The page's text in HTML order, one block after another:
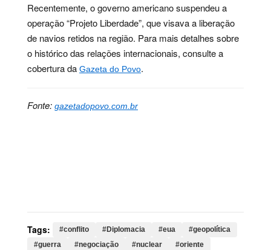
Recentemente, o governo americano suspendeu a
operação “Projeto Liberdade”, que visava a liberação
de navios retidos na região. Para mais detalhes sobre
o histórico das relações internacionais, consulte a
cobertura da Gazeta do Povo.
Fonte: gazetadopovo.com.br
Tags: #conflito #Diplomacia #eua
#geopolítica
#guerra
#negociação #nuclear
#oriente